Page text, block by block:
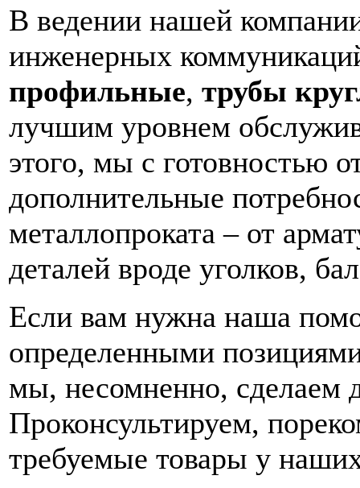
В ведении нашей
инженерных
профильные, трубы
лучшим уровнем
этого, мы с готовностью
дополнительные
металлопроката – от
деталей вроде уголков,
Если вам нужна наша
определенными
мы, несомненно, сделаем
Проконсультируем,
требуемые товары у